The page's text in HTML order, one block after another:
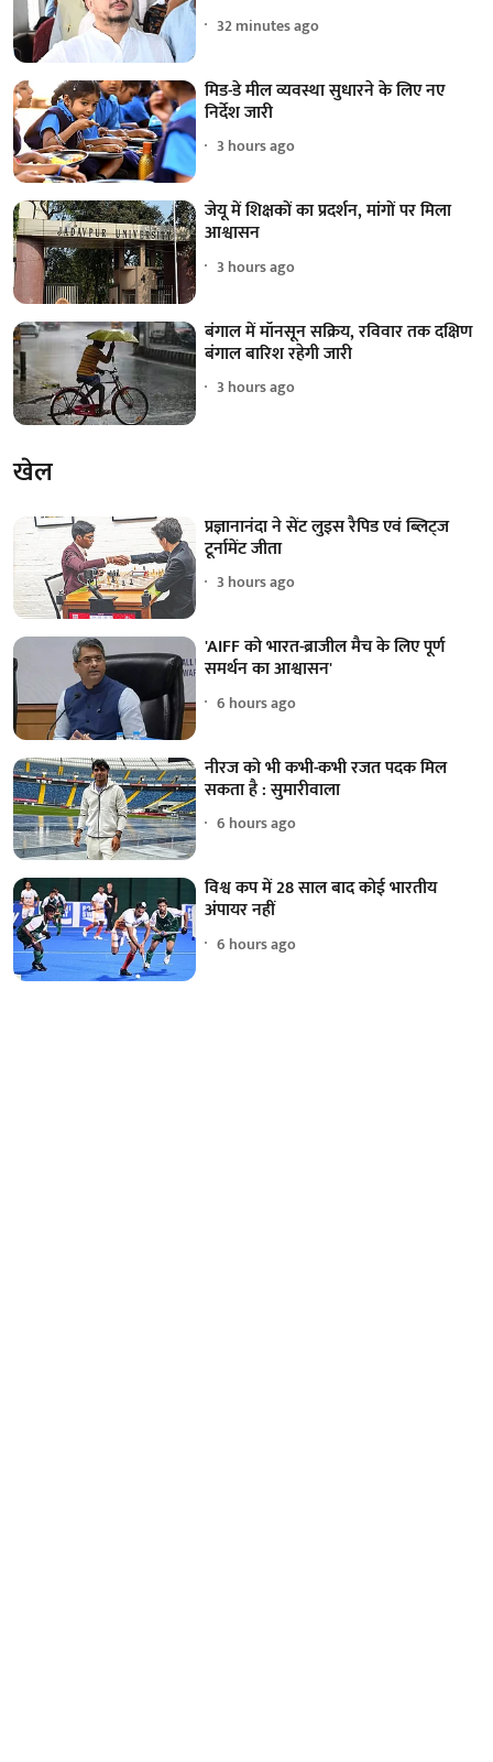
32 minutes ago
मिड-डे मील व्यवस्था सुधारने के लिए नए
निर्देश जारी
3 hours ago
जेयू में शिक्षकों का प्रदर्शन, मांगों पर मिला
आश्वासन
3 hours ago
बंगाल में मॉनसून सक्रिय, रविवार तक दक्षिण
बंगाल बारिश रहेगी जारी
3 hours ago
खेल
प्रज्ञानानंदा ने सेंट लुइस रैपिड एवं ब्लिट्ज
टूर्नामेंट जीता
3 hours ago
'AIFF को भारत-ब्राजील मैच के लिए पूर्ण
समर्थन का आश्वासन'
6 hours ago
नीरज को भी कभी-कभी रजत पदक मिल
सकता है : सुमारीवाला
6 hours ago
विश्व कप में 28 साल बाद कोई भारतीय
अंपायर नहीं
6 hours ago